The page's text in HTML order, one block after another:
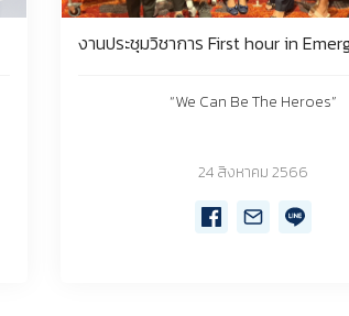
“We Can Be The Heroes”
24 สิงหาคม 2566